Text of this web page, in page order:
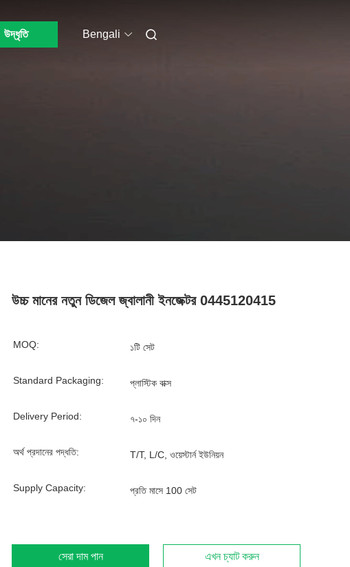
উদ্ধৃতি Bengali
উচ্চ মানের নতুন ডিজেল জ্বালানী ইনজেক্টর 0445120415
MOQ: ১টি সেট
Standard Packaging: প্লাস্টিক বাক্স
Delivery Period: ৭-১০ দিন
অর্থ প্রদানের পদ্ধতি: T/T, L/C, ওয়েস্টার্ন ইউনিয়ন
Supply Capacity: প্রতি মাসে 100 সেট
সেরা দাম পান এখন চ্যাট করুন